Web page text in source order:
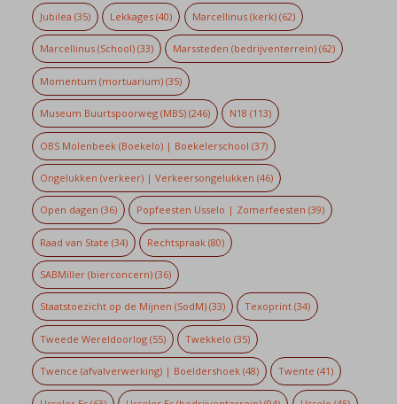
Jubilea (35) Lekkages (40) Marcellinus (kerk)(62)
Marcellinus (School)(33) Marssteden (bedrijventerrein) (62)
Momentum (mortuarium)(35)
Museum Buurtspoorweg (MBS)(246) N18 (113)
OBS Molenbeek (Boekelo) | Boekelerschool (37)
Ongelukken (verkeer) | Verkeersongelukken (46)
Open dagen (36) Popfeesten Usselo | Zomerfeesten (39)
Raad van State (34) Rechtspraak (80)
SABMiller (bierconcern)(36)
Staatstoezicht op de Mijnen (SodM)(33) Texoprint (34)
Tweede Wereldoorlog(55) Twekkelo (35)
Twence (afvalverwerking) | Boeldershoek(48) Twente (41)